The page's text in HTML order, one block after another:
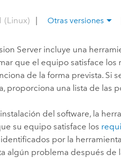
Todas las
(Linux) Otras versiones
Server incluye una
que el equipo satisface
de la forma prevista. Si
proporciona una lista de las
del software, la
su equipo satisface los
por la
algún problema después de